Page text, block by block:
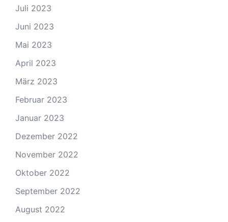
Juli 2023
Juni 2023
Mai 2023
April 2023
März 2023
Februar 2023
Januar 2023
Dezember 2022
November 2022
Oktober 2022
September 2022
August 2022